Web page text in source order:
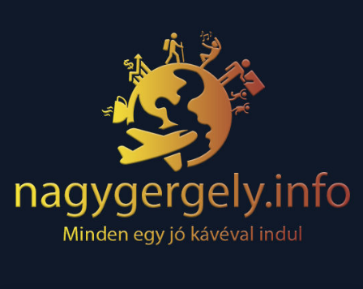
NAGY
GERGELY
Minden egy jó kávéval indul